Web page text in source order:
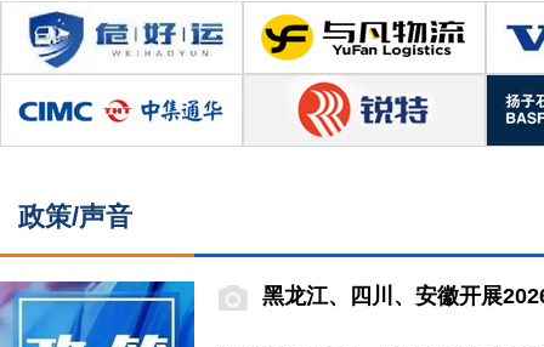
政策/声音
黑龙江、四川、安徽开展2026年度老旧